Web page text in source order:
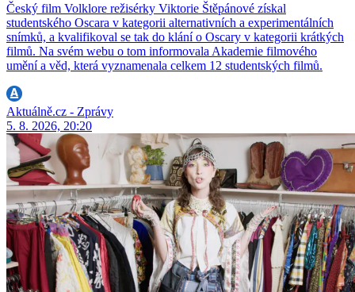
Český film Volklore režisérky Viktorie Štěpánové získal
studentského Oscara v kategorii alternativních a experimentálních
snímků, a kvalifikoval se tak do klání o Oscary v kategorii krátkých
filmů. Na svém webu o tom informovala Akademie filmového
umění a věd, která vyznamenala celkem 12 studentských filmů.
Aktuálně.cz - Zprávy
5. 8. 2026, 20:20